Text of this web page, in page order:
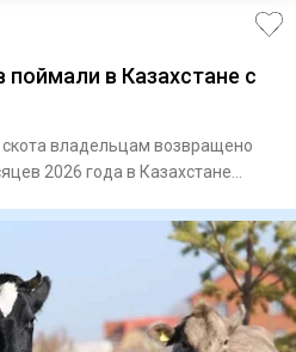
поймали в Казахстане с
владельцам возвращено
2026 года в Казахстане